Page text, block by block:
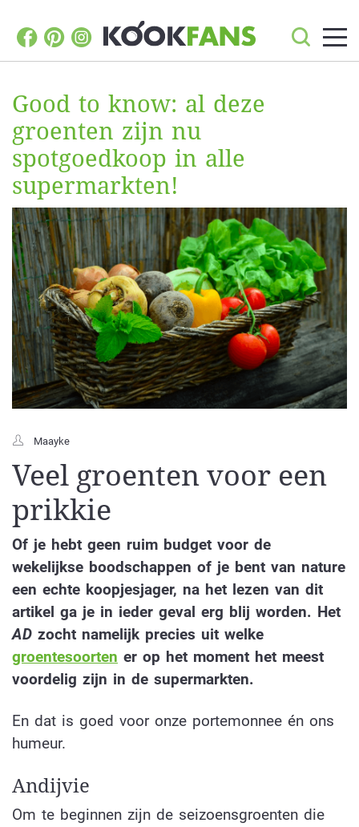
Good to know: al deze
groenten zijn nu
spotgoedkoop in alle
supermarkten!
Maayke
Veel groenten voor een
prikkie
Of je hebt geen ruim budget voor de
wekelijkse boodschappen of je bent van nature
een echte koopjesjager, na het lezen van dit
artikel ga je in ieder geval erg blij worden. Het
AD zocht namelijk precies uit welke
groentesoorten er op het moment het meest
voordelig zijn in de supermarkten.
En dat is goed voor onze portemonnee én ons
humeur.
Andijvie
Om te beginnen zijn de seizoensgroenten die